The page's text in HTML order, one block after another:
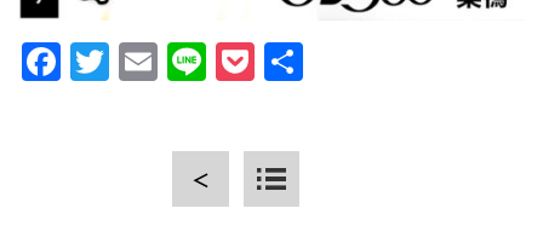
Facebook
Twitter
Email
LinePocket
＜